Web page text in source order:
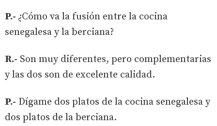
P.- ¿Cómo va la fusión entre la cocina
senegalesa y la berciana?
R.- Son muy diferentes, pero complementarias
y las dos son de excelente calidad.
P.- Dígame dos platos de la cocina senegalesa y
dos platos de la berciana.